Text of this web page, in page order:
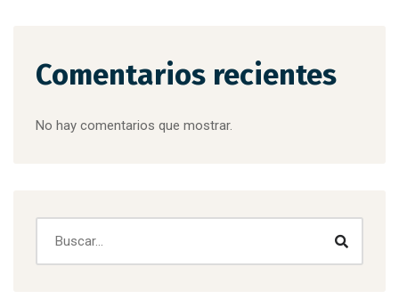
Comentarios recientes
No hay comentarios que mostrar.